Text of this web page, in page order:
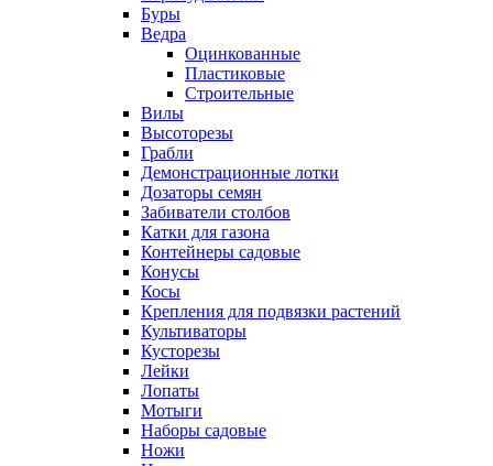
Буры
Ведра
Оцинкованные
Пластиковые
Строительные
Вилы
Высоторезы
Грабли
Демонстрационные лотки
Дозаторы семян
Забиватели столбов
Катки для газона
Контейнеры садовые
Конусы
Косы
Крепления для подвязки растений
Культиваторы
Кусторезы
Лейки
Лопаты
Мотыги
Наборы садовые
Ножи